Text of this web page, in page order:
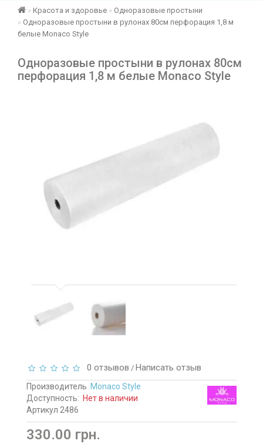
Красота и здоровье
Одноразовые простыни
Одноразовые простыни в рулонах 80см перфорация 1,8 м
белые Monaco Style
Одноразовые простыни в рулонах 80см
перфорация 1,8 м белые Monaco Style
0 отзывов / Написать отзыв
Производитель Monaco Style
Доступность: Нет в наличии
Артикул 2486
330.00 грн.